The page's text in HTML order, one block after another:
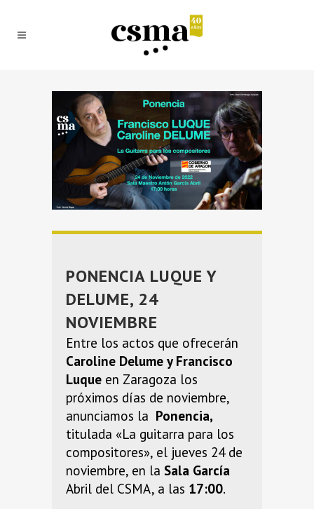
PONENCIA LUQUE Y
DELUME, 24
NOVIEMBRE
Entre los actos que ofrecerán
Caroline Delume y Francisco
Luque en Zaragoza los
próximos días de noviembre,
anunciamos la Ponencia,
titulada «La guitarra para los
compositores», el jueves 24 de
noviembre, en la Sala García
Abril del CSMA, a las 17:00.